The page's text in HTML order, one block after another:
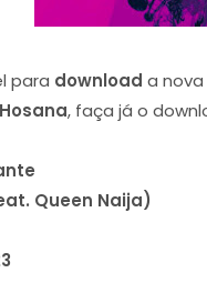
para download a
Hosana, faça já o
Queen Naija)